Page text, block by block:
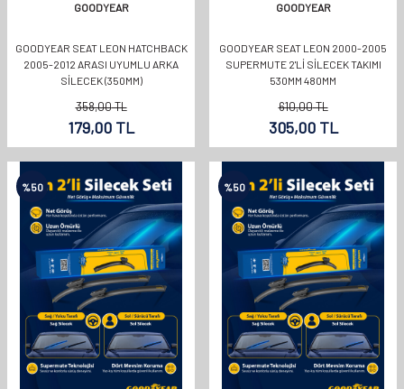
GOODYEAR
GOODYEAR SEAT LEON HATCHBACK
2005-2012 ARASI UYUMLU ARKA
SILECEK (350MM)
358,00TL
179,00 TL
GOODYEAR
GOODYEAR SEAT LEON 2000-2005
SUPERMUTE 2'LI SILECEK TAKIMI
530MM 480MM
610,00TL
305,00TL
%50 %50